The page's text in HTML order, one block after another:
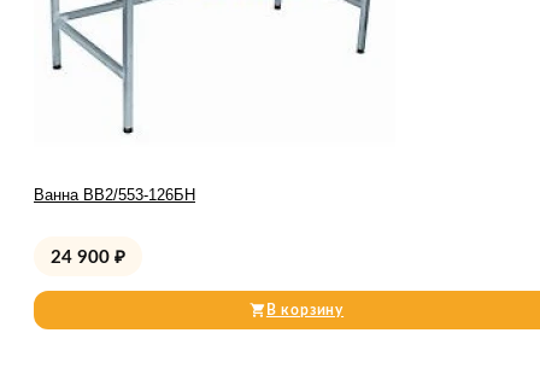
Ванна ВВ2/553-126БН
24 900 ₽
В корзину